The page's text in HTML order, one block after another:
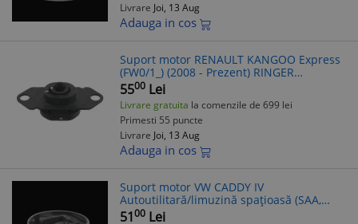
Livrare Joi, 13 Aug
Adauga in cos
Suport motor RENAULT KANGOO Express
(FW0/1_) (2008 - Prezent) RINGER
1120015170
5500 Lei
Livrare gratuita la comenzile de 699 lei
Primesti 55 puncte
Livrare Joi, 13 Aug
Adauga in cos
Suport motor VW CADDY IV
Autoutilitară/limuzină spațioasă (SAA,
SAH) (2015 - Prezent) RINGER 1120015020
5100 Lei